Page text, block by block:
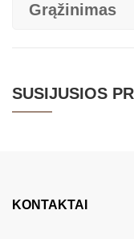
Grąžinimas
SUSIJUSIOS
KONTAKTAI